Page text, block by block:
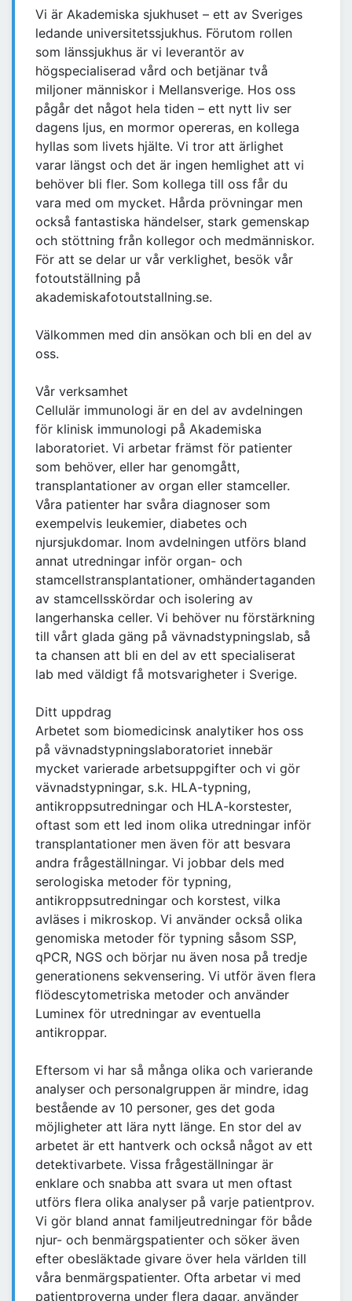
Vi är Akademiska sjukhuset – ett av Sveriges
ledande universitetssjukhus. Förutom rollen
som länssjukhus är vi leverantör av
högspecialiserad vård och betjänar två
miljoner människor i Mellansverige. Hos oss
pågår det något hela tiden – ett nytt liv ser
dagens ljus, en mormor opereras, en kollega
hyllas som livets hjälte. Vi tror att ärlighet
varar längst och det är ingen hemlighet att vi
behöver bli fler. Som kollega till oss får du
vara med om mycket. Hårda prövningar men
också fantastiska händelser, stark gemenskap
och stöttning från kollegor och medmänniskor.
För att se delar ur vår verklighet, besök vår
fotoutställning på
akademiskafotoutstallning.se.
Välkommen med din ansökan och bli en del av
oss.
Vår verksamhet
Cellulär immunologi är en del av avdelningen
för klinisk immunologi på Akademiska
laboratoriet. Vi arbetar främst för patienter
som behöver, eller har genomgått,
transplantationer av organ eller stamceller.
Våra patienter har svåra diagnoser som
exempelvis leukemier, diabetes och
njursjukdomar. Inom avdelningen utförs bland
annat utredningar inför organ- och
stamcellstransplantationer, omhändertaganden
av stamcellsskördar och isolering av
langerhanska celler. Vi behöver nu förstärkning
till vårt glada gäng på vävnadstypningslab, så
ta chansen att bli en del av ett specialiserat
lab med väldigt få motsvarigheter i Sverige.
Ditt uppdrag
Arbetet som biomedicinsk analytiker hos oss
på vävnadstypningslaboratoriet innebär
mycket varierade arbetsuppgifter och vi gör
vävnadstypningar, s.k. HLA-typning,
antikroppsutredningar och HLA-korstester,
oftast som ett led inom olika utredningar inför
transplantationer men även för att besvara
andra frågeställningar. Vi jobbar dels med
serologiska metoder för typning,
antikroppsutredningar och korstest, vilka
avläses i mikroskop. Vi använder också olika
genomiska metoder för typning såsom SSP,
qPCR, NGS och börjar nu även nosa på tredje
generationens sekvensering. Vi utför även flera
flödescytometriska metoder och använder
Luminex för utredningar av eventuella
antikroppar.
Eftersom vi har så många olika och varierande
analyser och personalgruppen är mindre, idag
bestående av 10 personer, ges det goda
möjligheter att lära nytt länge. En stor del av
arbetet är ett hantverk och också något av ett
detektivarbete. Vissa frågeställningar är
enklare och snabba att svara ut men oftast
utförs flera olika analyser på varje patientprov.
Vi gör bland annat familjeutredningar för både
njur- och benmärgspatienter och söker även
efter obesläktade givare över hela världen till
våra benmärgspatienter. Ofta arbetar vi med
patientproverna under flera dagar, använder